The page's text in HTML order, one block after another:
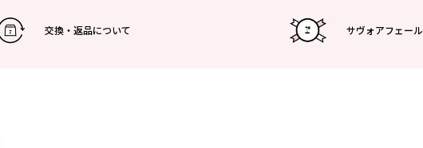
交換・返品について サヴォアフェール